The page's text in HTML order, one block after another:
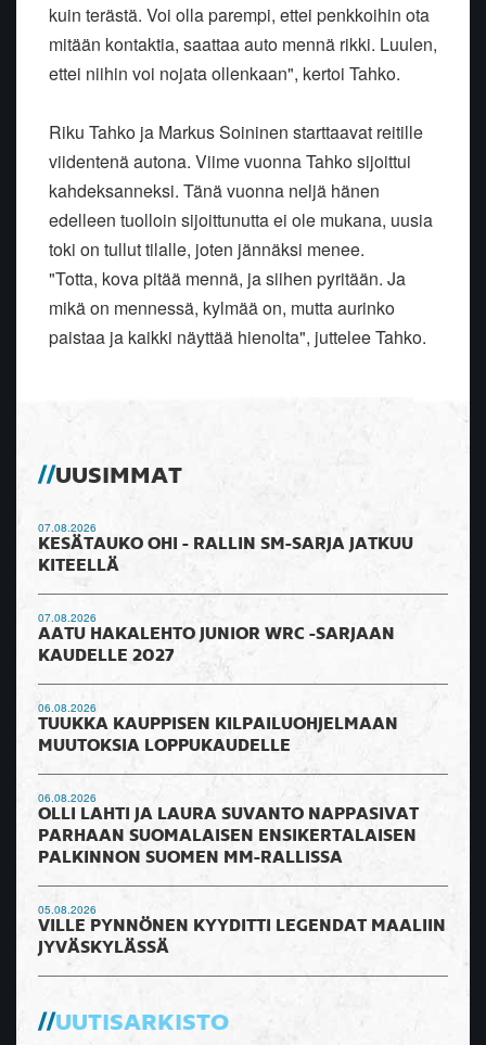
kuin terästä. Voi olla parempi, ettei penkkoihin ota
mitään kontaktia, saattaa auto mennä rikki. Luulen,
ettei niihin voi nojata ollenkaan", kertoi Tahko.
Riku Tahko ja Markus Soininen starttaavat reitille
viidentenä autona. Viime vuonna Tahko sijoittui
kahdeksanneksi. Tänä vuonna neljä hänen
edelleen tuolloin sijoittunutta ei ole mukana, uusia
toki on tullut tilalle, joten jännäksi menee.
"Totta, kova pitää mennä, ja siihen pyritään. Ja
mikä on mennessä, kylmää on, mutta aurinko
paistaa ja kaikki näyttää hienolta", juttelee Tahko.
UUSIMMAT
07.08.2026
KESÄTAUKO OHI - RALLIN SM-SARJA JATKUU
KITEELLÄ
07.08.2026
AATU HAKALEHTO JUNIOR WRC -SARJAAN
KAUDELLE 2027
06.08.2026
TUUKKA KAUPPISEN KILPAILUOHJELMAAN
MUUTOKSIA LOPPUKAUDELLE
06.08.2026
OLLI LAHTI JA LAURA SUVANTO NAPPASIVAT
PARHAAN SUOMALAISEN ENSIKERTALAISEN
PALKINNON SUOMEN MM-RALLISSA
05.08.2026
VILLE PYNNÖNEN KYYDITTI LEGENDAT MAALIIN
JYVÄSKYLÄSSÄ
UUTISARKISTO